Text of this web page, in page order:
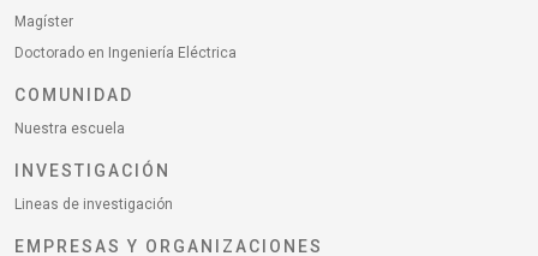
Magíster
Doctorado en Ingeniería Eléctrica
COMUNIDAD
Nuestra escuela
INVESTIGACIÓN
Lineas de investigación
EMPRESAS Y ORGANIZACIONES